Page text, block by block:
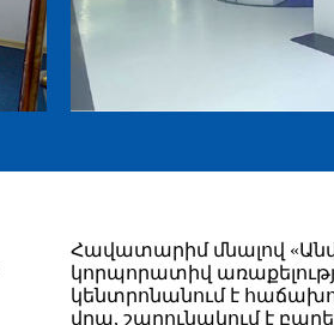
Հավատարիմ մնալով
կորպորատիվ
կենտրոնանում է
վրա, շարունակում է